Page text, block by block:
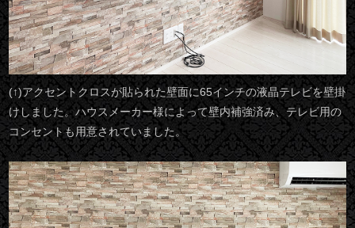
(↑)アクセントクロスが貼られた壁面に65インチの液晶テレビを壁掛
けしました。ハウスメーカー様によって壁内補強済み、テレビ用の
コンセントも用意されていました。